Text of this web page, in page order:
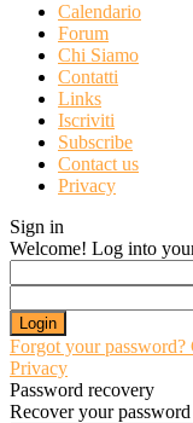
Calendario
Forum
Chi Siamo
Contatti
Links
Iscriviti
Subscribe
Contact us
Privacy
Sign in
Welcome! Log into
Forgot your password?
Privacy
Password recovery
Recover your password